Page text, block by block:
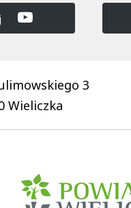
3
Wieliczka